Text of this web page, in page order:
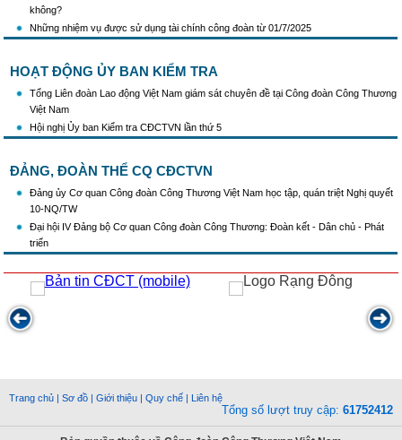
không?
Những nhiệm vụ được sử dụng tài chính công đoàn từ 01/7/2025
HOẠT ĐỘNG ỦY BAN KIỂM TRA
Tổng Liên đoàn Lao động Việt Nam giám sát chuyên đề tại Công đoàn Công Thương
Việt Nam
Hội nghị Ủy ban Kiểm tra CĐCTVN lần thứ 5
ĐẢNG, ĐOÀN THỂ CQ CĐCTVN
Đảng ủy Cơ quan Công đoàn Công Thương Việt Nam học tập, quán triệt Nghị quyết
10-NQ/TW
Đại hội IV Đảng bộ Cơ quan Công đoàn Công Thương: Đoàn kết - Dân chủ - Phát
triển
Trang chủ | Sơ đồ | Giới thiệu | Quy chế | Liên hệ
Tổng số lượt truy cập: 61752412